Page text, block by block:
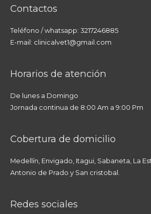
Contactos
Teléfono / whatsapp: 3217246885
E-mail: clinicalvet1@gmail.com
Horarios de atención
De lunes a Domingo
Jornada continua de 8:00 Am a 9:00 Pm
Cobertura de domicilio
Medellín, Envigado, Itagui, Sabaneta, La
Antonio de Prado y San cristobal.
Redes sociales